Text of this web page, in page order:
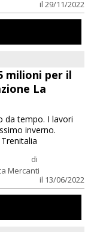
il 29/11/2022
milioni per il
La
di
Mercanti
il 13/06/2022
da tempo. I lavori
inverno.